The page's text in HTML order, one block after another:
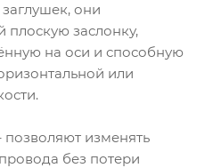
они
плоскую заслонку,
на оси и способную
или
позволяют изменять
без потери